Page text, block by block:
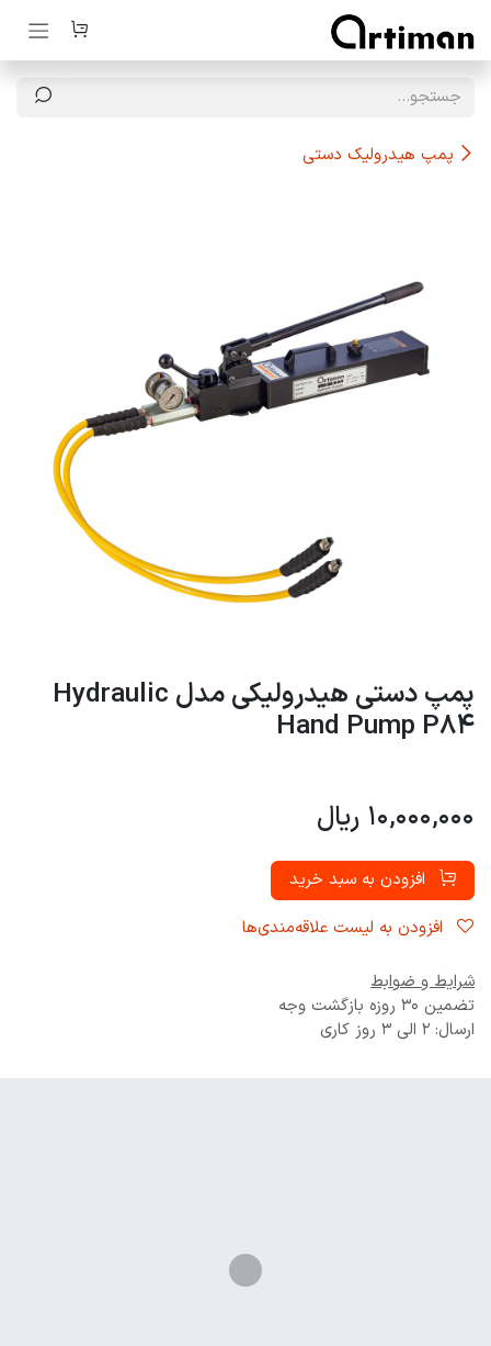
صرف نظر و مشاهده محتوا
پمپ هیدرولیک دستی
پمپ دستی هیدرولیکی مدل Hydraulic
Hand Pump P84
10,000,000 ریال
افزودن به سبد خرید
شرایط و ضوابط
تضمین 30 روزه بازگشت وجه
ارسال: 2 الی 3 روز کاری